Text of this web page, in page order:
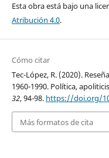
Esta obra está bajo una
Atribución 4.0.
Cómo citar
Tec-López, R. (2020).
1960-1990. Política,
32, 94-98. https://doi.org/
Más formatos de cita